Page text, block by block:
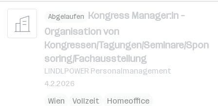
Abgelaufen Kongress Manager:in –
Organisation von
Kongressen/Tagungen/Seminare/Spon
soring/Fachausstellung
LINDLPOWER Personalmanagement
4.2.2026
Wien
Vollzeit
Homeoffice